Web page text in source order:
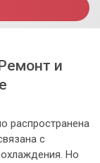
и
распространена
с
Но